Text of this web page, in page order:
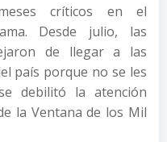
críticos en el
Desde julio, las
de llegar a las
país porque no se les
debilitó la atención
la Ventana de los Mil